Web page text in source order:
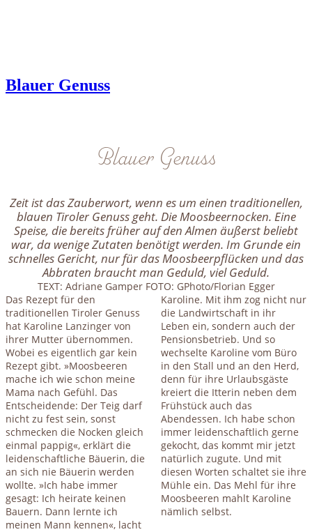
Blauer Genuss
Blauer Genuss
Zeit ist das Zauberwort, wenn es um einen traditionellen,
blauen Tiroler Genuss geht. Die Moosbeernocken. Eine
Speise, die bereits früher auf den Almen äußerst beliebt
war, da wenige Zutaten benötigt werden. Im Grunde ein
schnelles Gericht, nur für das Moosbeerpflücken und das
Abbraten braucht man Geduld, viel Geduld.
TEXT: Adriane Gamper FOTO: GPhoto/Florian Egger
Das Rezept für den
traditionellen Tiroler Genuss
hat Karoline Lanzinger von
ihrer Mutter übernommen.
Wobei es eigentlich gar kein
Rezept gibt. »Moosbeeren
mache ich wie schon meine
Mama nach Gefühl. Das
Entscheidende: Der Teig darf
nicht zu fest sein, sonst
schmecken die Nocken gleich
einmal pappig«, erklärt die
leidenschaftliche Bäuerin, die
an sich nie Bäuerin werden
wollte. »Ich habe immer
gesagt: Ich heirate keinen
Bauern. Dann lernte ich
meinen Mann kennen«, lacht
Karoline. Mit ihm zog nicht nur
die Landwirtschaft in ihr
Leben ein, sondern auch der
Pensionsbetrieb. Und so
wechselte Karoline vom Büro
in den Stall und an den Herd,
denn für ihre Urlaubsgäste
kreiert die Itterin neben dem
Frühstück auch das
Abendessen. Ich habe schon
immer leidenschaftlich gerne
gekocht, das kommt mir jetzt
natürlich zugute. Und mit
diesen Worten schaltet sie ihre
Mühle ein. Das Mehl für ihre
Moosbeeren mahlt Karoline
nämlich selbst.